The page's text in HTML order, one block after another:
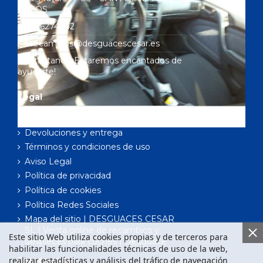
BESÒS
636274442
recambios@desguacescesar.es
Contáctanos ¡Estaremos encantados de
ayudarte!
Legal
Devoluciones y entrega
Términos y condiciones de uso
Aviso Legal
Política de privacidad
Política de cookies
Política Redes Sociales
Mapa del sitio | DESGUACES CESAR
SL | Venta online de recambios y
despieces para coches | Desguace
Este sitio Web utiliza cookies propias y de terceros para
habilitar las funcionalidades técnicas de uso de la web,
realizar estadísticas y análisis del tráfico de navegación
Síguenos en